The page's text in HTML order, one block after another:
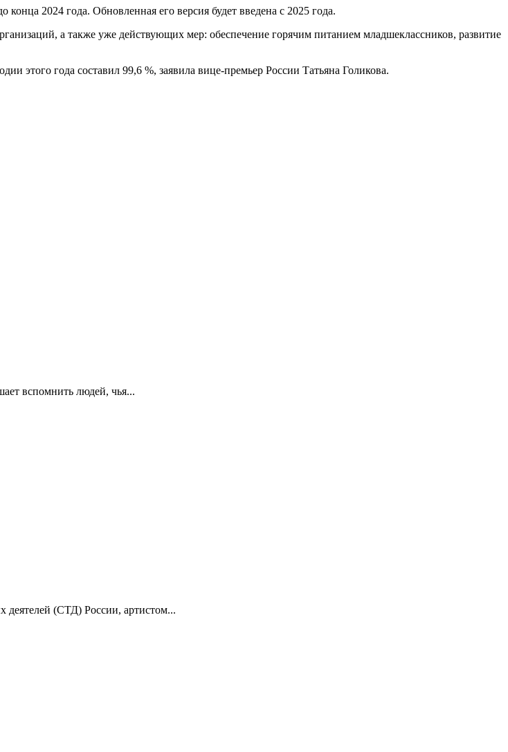
2024 года. Обновленная его версия будет введена с 2025 года.
а также уже действующих мер: обеспечение горячим питанием младшеклассников, развитие
этого года составил 99,6 %, заявила вице-премьер России Татьяна Голикова.
вспомнить людей, чья...
деятелей (СТД) России, артистом...